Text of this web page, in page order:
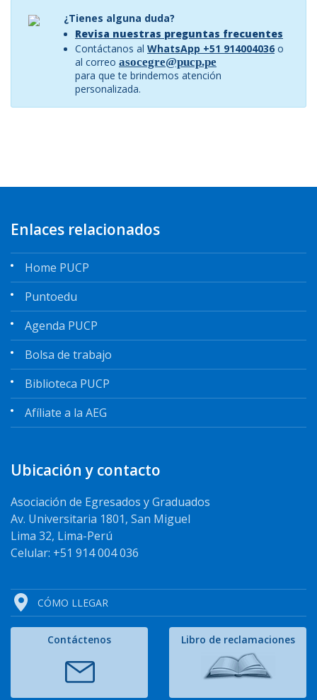
¿Tienes alguna duda?
Revisa nuestras preguntas frecuentes
Contáctanos al WhatsApp +51 914004036 o
al correo asocegre@pucp.pe
para que te brindemos atención
personalizada.
Enlaces relacionados
Home PUCP
Puntoedu
Agenda PUCP
Bolsa de trabajo
Biblioteca PUCP
Afíliate a la AEG
Ubicación y contacto
Asociación de Egresados y Graduados
Av. Universitaria 1801, San Miguel
Lima 32, Lima-Perú
Celular: +51 914 004 036
CÓMO LLEGAR
Contáctenos Libro de reclamaciones